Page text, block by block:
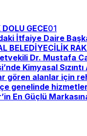
GECE01
İtfaiye Daire
BELEDİYECİLİK
Dr. Mustafa
Kimyasal
gören alanlar için
genelinde
En Güçlü